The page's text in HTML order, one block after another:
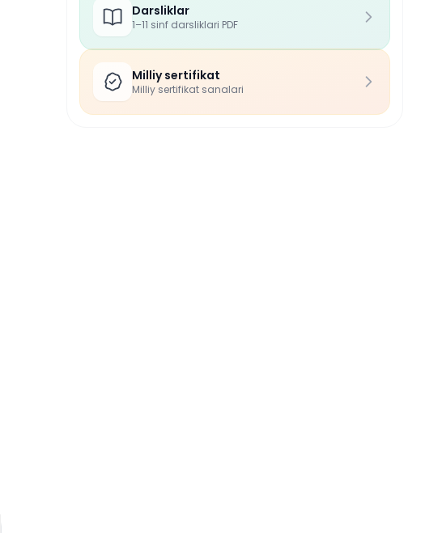
Darsliklar
1–11 sinf darsliklari PDF
Milliy sertifikat
Milliy sertifikat sanalari